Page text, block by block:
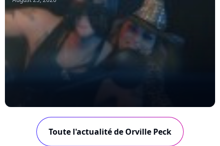
Toute l'actualité de Orville Peck